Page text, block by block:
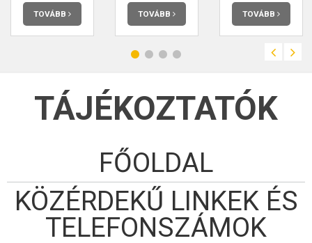
elolvashatja.
TOVÁBB
elolvashatja.
TOVÁBB TOVÁBB
TÁJÉKOZTATÓK
FŐOLDAL
KÖZÉRDEKŰ LINKEK ÉS
TELEFONSZÁMOK